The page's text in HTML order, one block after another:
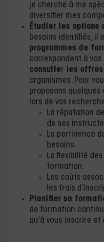
je cherche à me
diversifier mes
Étudier les options
besoins identifiés, il
programmes de
correspondent à vos
consulter les offres
organismes. Pour
proposons
lors de vos
La réputation
de ses
La pertinence
besoins.
La flexibilité
formation.
Les coûts
les frais
Planifier sa
de formation
qu’à vous inscrire